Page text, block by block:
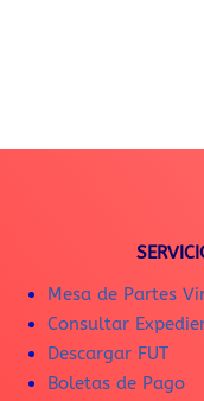
Mesa de Partes
Consultar
Descargar FUT
Boletas de Pago